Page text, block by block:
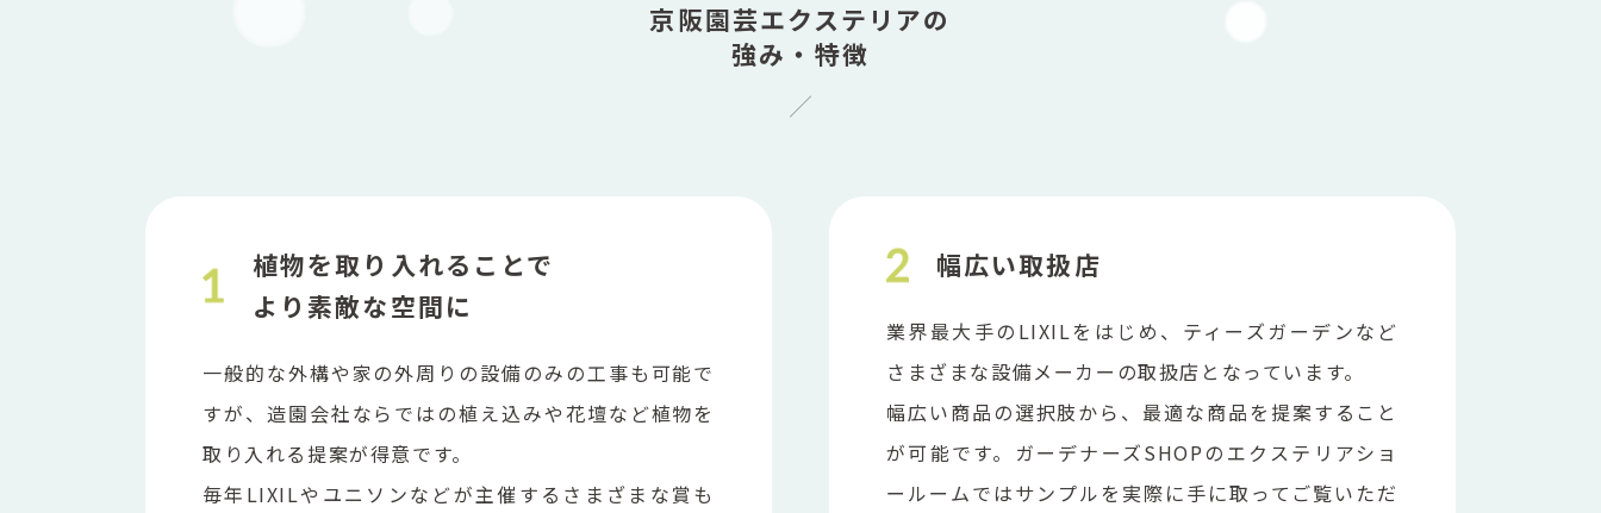
京阪園芸エクステリアの
強み・特徴
植物を取り入れることで
より素敵な空間に
一般的な外構や家の外周りの設備のみの工事も可能で
すが、造園会社ならではの植え込みや花壇など植物を
取り入れる提案が得意です。
毎年LIXILやユニソンなどが主催するさまざまな賞も
幅広い取扱店
業界最大手のLIXILをはじめ、ティーズガーデンなど
さまざまな設備メーカーの取扱店となっています。
幅広い商品の選択肢から、最適な商品を提案すること
が可能です。ガーデナーズSHOPのエクステリアショ
ールームではサンプルを実際に手に取ってご覧いただ